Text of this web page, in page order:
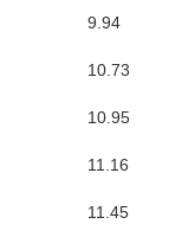
9.94
10.73
10.95
11.16
11.45